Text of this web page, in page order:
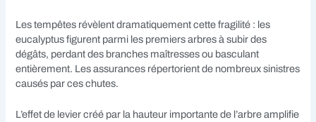
Les tempêtes révèlent dramatiquement cette fragilité : les
eucalyptus figurent parmi les premiers arbres à subir des
dégâts, perdant des branches maîtresses ou basculant
entièrement. Les assurances répertorient de nombreux sinistres
causés par ces chutes.
L’effet de levier créé par la hauteur importante de l’arbre amplifie